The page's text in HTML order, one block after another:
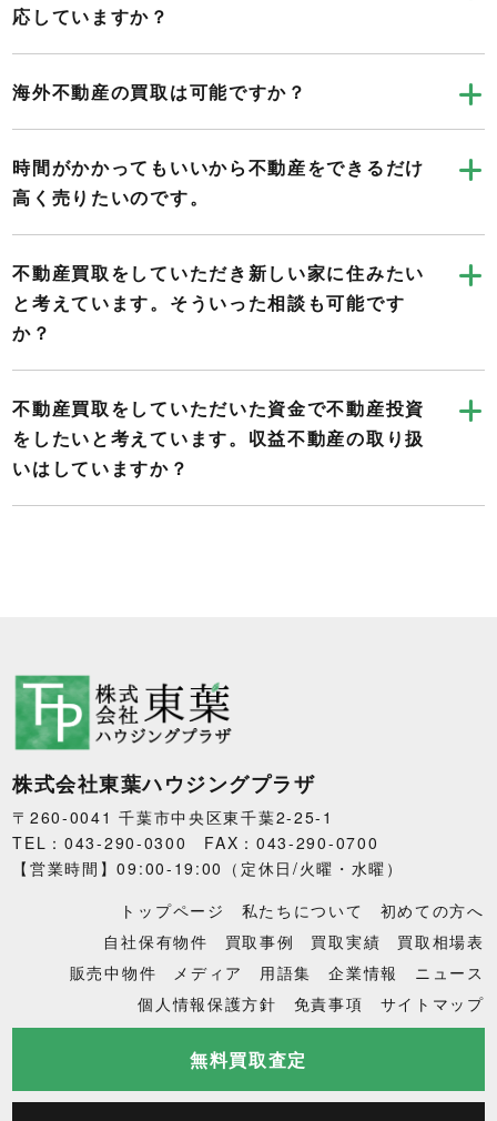
応していますか？
海外不動産の買取は可能ですか？
時間がかかってもいいから不動産をできるだけ
高く売りたいのです。
不動産買取をしていただき新しい家に住みたい
と考えています。そういった相談も可能です
か？
不動産買取をしていただいた資金で不動産投資
をしたいと考えています。収益不動産の取り扱
いはしていますか？
株式会社東葉ハウジングプラザ
〒260-0041 千葉市中央区東千葉2-25-1
TEL：043-290-0300 FAX：043-290-0700
【営業時間】09:00-19:00（定休日/火曜・水曜）
トップページ
私たちについて
初めての方へ
自社保有物件
買取事例 買取実績
買取相場表
販売中物件
メディア 用語集 企業情報
ニュース
個人情報保護方針
免責事項 サイトマップ
無料買取査定